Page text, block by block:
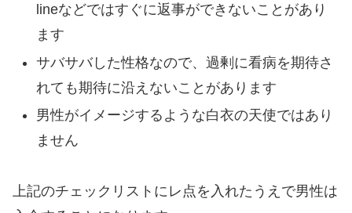
lineなどではすぐに返事ができないことがあり
ます
サバサバした性格なので、過剰に看病を期待さ
れても期待に沿えないことがあります
男性がイメージするような白衣の天使ではあり
ません
上記のチェックリストにレ点を入れたうえで男性は